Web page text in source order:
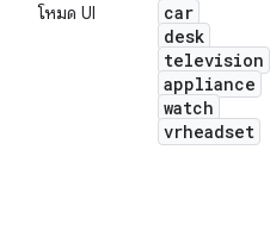
โหมด UI
car
desk
television
appliance
watch
vrheadset